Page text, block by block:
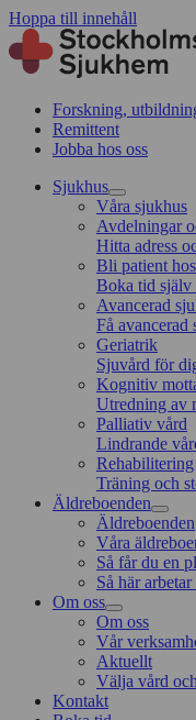
Hoppa till innehåll
Forskning,
Remittent
Jobba hos oss
Sjukhus
Våra sjukhus
Avdelningar
Hitta adress
Bli patient
Boka tid själv
Avancerad
Få
Geriatrik
Sjuvård för
Kognitiv
Utredning av
Palliativ vård
Lindrande
Rehabilitering
Träning och
Äldreboenden
Äldreboenden
Våra
Så får du en
Så här
Om oss
Om oss
Vår
Aktuellt
Välja vård
Kontakt